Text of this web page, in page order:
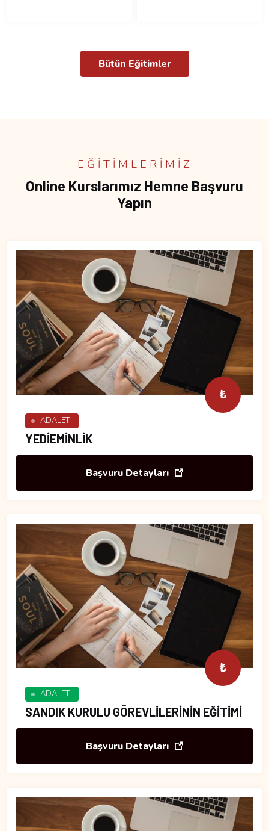
Bütün Eğitimler
EĞITIMLERIMIZ
Online Kurslarımız Hemne Başvuru
Yapın
₺
ADALET
YEDİEMİNLİK
Başvuru Detayları
₺
ADALET
SANDIK KURULU GÖREVLİLERİNİN EĞİTİMİ
Başvuru Detayları